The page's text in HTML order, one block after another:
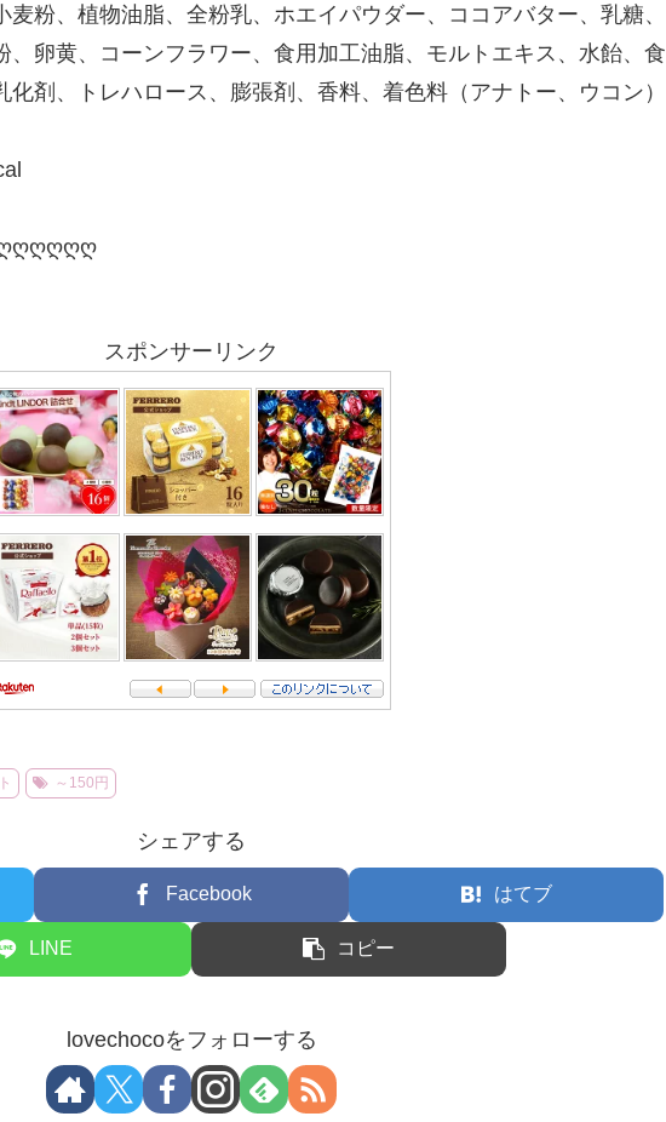
粉、植物油脂、全粉乳、ホエイパウダー、ココアバター、乳糖、
、卵黄、コーンフラワー、食用加工油脂、モルトエキス、水飴、食
剤、トレハロース、膨張剤、香料、着色料（アナトー、ウコン）
スポンサーリンク
～150円
シェアする
Facebook はてブ
LINE コピー
lovechocoをフォローする